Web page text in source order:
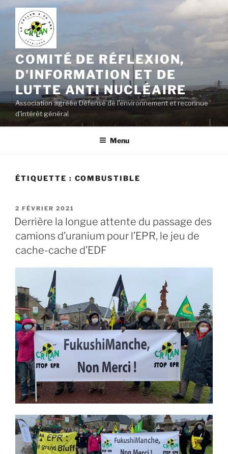
Aller
contenu
principal
COMITÉ DE RÉFLEXION,
D'INFORMATION ET DE
LUTTE ANTI NUCLÉAIRE
Association agréée Défense de l'environnement et reconnue
d'intérêt général
Menu
ÉTIQUETTE : COMBUSTIBLE
PUBLIÉ
LE
2 FÉVRIER 2021
Derrière la longue attente du passage des
camions d’uranium pour l’EPR, le jeu de
cache-cache d’EDF